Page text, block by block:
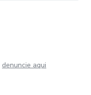
denuncie aqui